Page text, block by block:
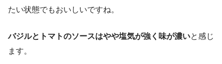
たい状態でもおいしいですね。
バジルとトマトのソースはやや塩気が強く味が濃いと感じ
ます。